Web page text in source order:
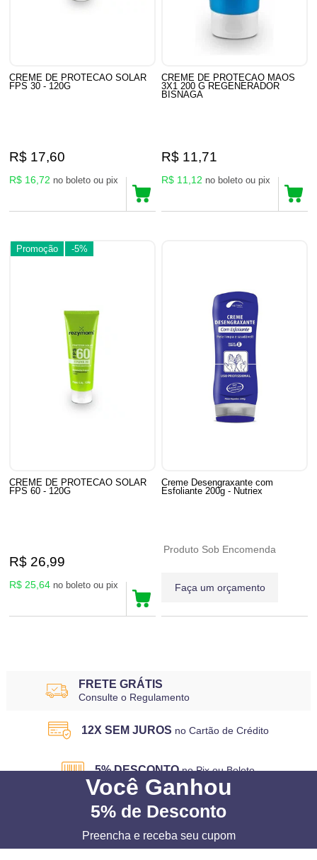
CREME DE PROTECAO SOLAR
FPS 30 - 120G
R$ 17,60
R$ 16,72 no boleto ou pix
CREME DE PROTECAO MAOS
3X1 200 G REGENERADOR
BISNAGA
R$ 11,71
R$ 11,12 no boleto ou pix
Promoção -5%
CREME DE PROTECAO SOLAR
FPS 60 - 120G
R$ 26,99
R$ 25,64 no boleto ou pix
Creme Desengraxante com
Esfoliante 200g - Nutriex
Produto Sob Encomenda
Faça um orçamento
FRETE GRÁTIS
Consulte o Regulamento
12X SEM JUROS no Cartão de Crédito
5% DESCONTO no Pix ou Boleto
Você Ganhou
5% de Desconto
Preencha e receba seu cupom